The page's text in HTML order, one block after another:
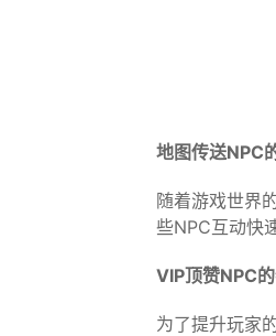
地图传送NPC
随着游戏世界
些NPC互动快
VIP顶赞NPC
为了提升玩家